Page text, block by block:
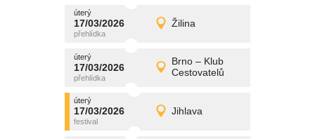
úterý
17/03/2026 Žilina
úterý
17/03/2026 Detail
promítání
úterý
17/03/2026
Brno – Klub
Cestovatelů
úterý
17/03/2026 Detail
promítání
úterý
17/03/2026 Jihlava
úterý
17/03/2026 Detail
promítání